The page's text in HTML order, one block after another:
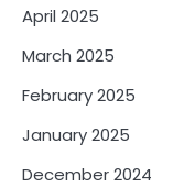
April 2025
March 2025
February 2025
January 2025
December 2024